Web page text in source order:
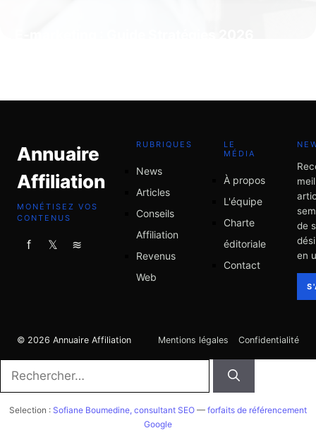
Annuaire
Affiliation
MONÉTISEZ VOS
CONTENUS
f 𝕏 ≋
RUBRIQUES
News
Articles
Conseils
Affiliation
Revenus
Web
LE
MÉDIA
À propos
L'équipe
Charte
éditoriale
Contact
de
en
© 2026 Annuaire Affiliation Mentions légales Confidentialité
Selection : Sofiane Boumedine, consultant SEO — forfaits de référencement
Google